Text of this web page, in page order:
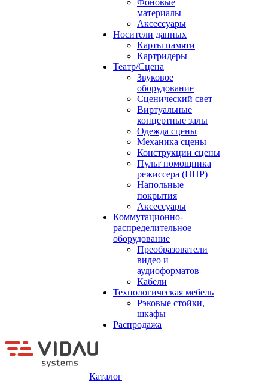
Фоновые
материалы
Аксессуары
Носители данных
Карты памяти
Картридеры
Театр/Сцена
Звуковое
оборудование
Сценический свет
Виртуальные
концертные залы
Одежда сцены
Механика сцены
Конструкции сцены
Пульт помощника
режиссера (ППР)
Напольные
покрытия
Аксессуары
Коммутационно-
распределительное
оборудование
Преобразователи
видео и
аудиоформатов
Кабели
Технологическая мебель
Рэковые стойки,
шкафы
Распродажа
Каталог